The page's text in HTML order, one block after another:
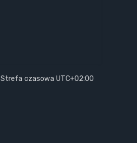
Strefa czasowa UTC+02:00